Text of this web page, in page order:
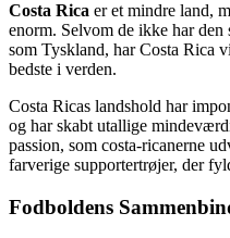
Costa Rica er et mindre land,
enorm. Selvom de ikke har den
som Tyskland, har Costa Rica
bedste i verden.
Costa Ricas landshold har
og har skabt utallige
passion, som costa-ricanerne
farverige supportertrøjer, der
Fodboldens